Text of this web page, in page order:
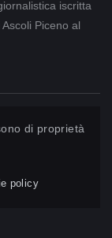
iscritta
Piceno al
di proprietà
policy